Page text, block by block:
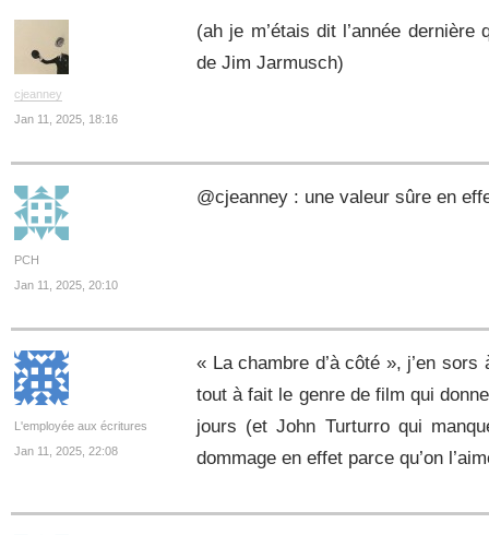
cjeanney
Jan 11, 2025, 18:16
(ah je m’étais dit l’année
de Jim Jarmusch)
PCH
Jan 11, 2025, 20:10
@cjeanney : une valeur sûre en
L'employée aux écritures
Jan 11, 2025, 22:08
« La chambre d’à côté », j’en
tout à fait le genre de film qui
jours (et John Turturro qui
dommage en effet parce qu’on